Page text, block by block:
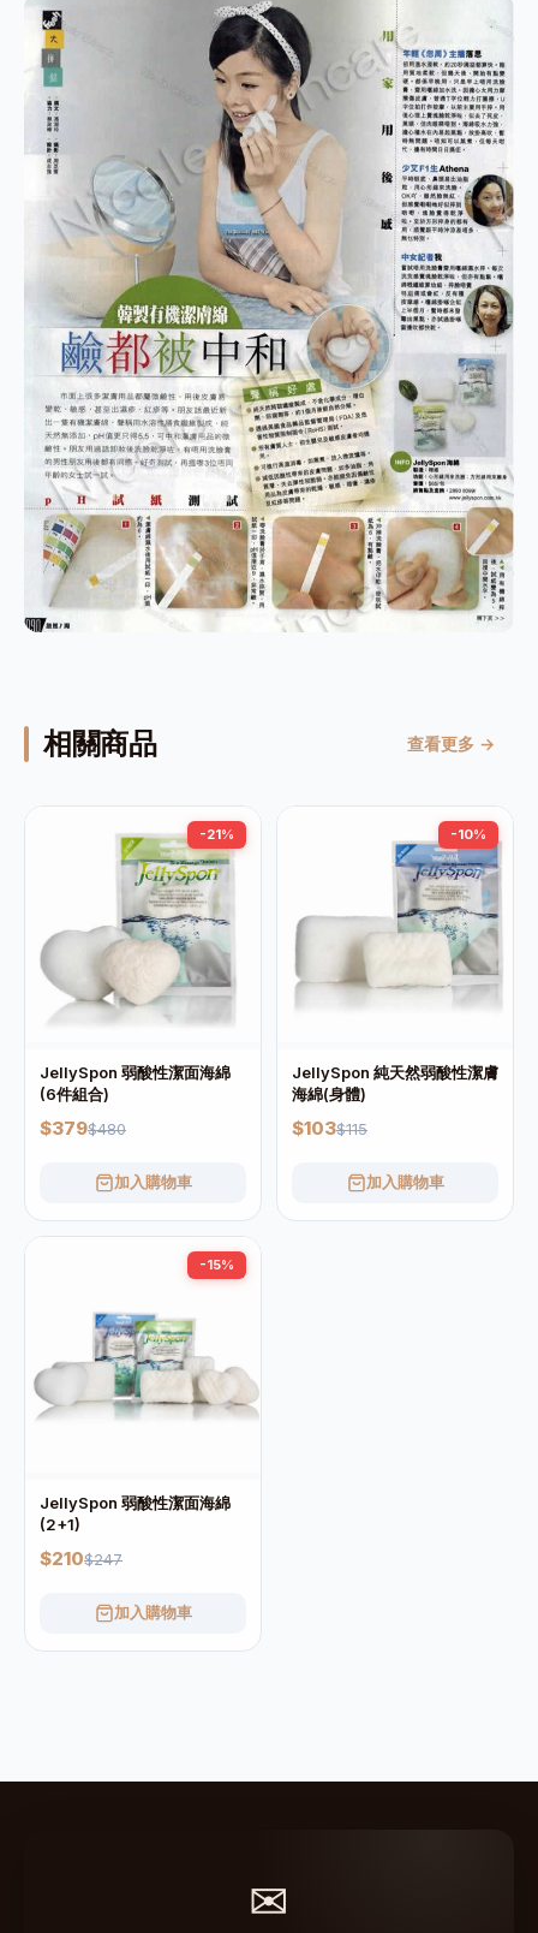
相關商品 查看更多 →
-21%
JellySpon 弱酸性潔面海綿
(6件組合)
$379$480
加入購物車
-10%
JellySpon 純天然弱酸性潔膚
海綿(身體)
$103$115
加入購物車
-15%
JellySpon 弱酸性潔面海綿
(2+1)
$210$247
加入購物車
✉